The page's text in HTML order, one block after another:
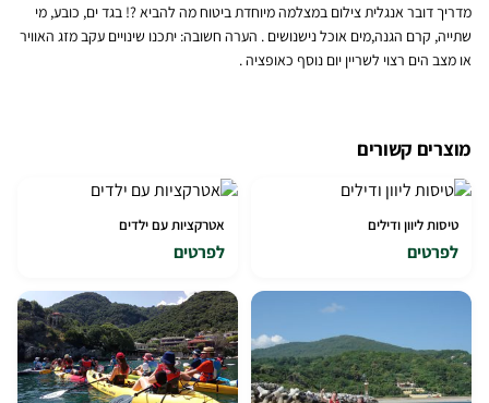
מדריך דובר אנגלית צילום במצלמה מיוחדת ביטוח מה להביא ?! בגד ים, כובע, מי
שתייה, קרם הגנה,מים אוכל נישנושים . הערה חשובה: יתכנו שינויים עקב מזג האוויר
או מצב הים רצוי לשריין יום נוסף כאופציה .
מוצרים קשורים
טיסות ליוון ודילים
לפרטים
אטרקציות עם ילדים
לפרטים